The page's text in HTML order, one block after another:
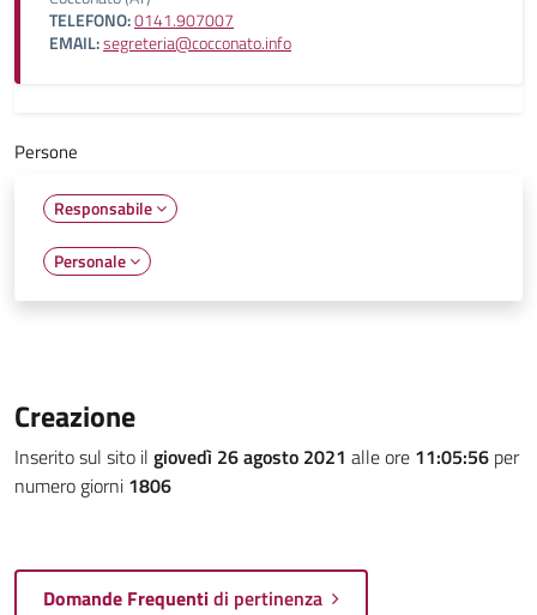
TELEFONO:0141.907007
EMAIL:segreteria@cocconato.info
Persone
Responsabile
Personale
Creazione
Inserito sul sito il giovedì 26 agosto 2021 alle ore 11:05:56 per
numero giorni 1806
Domande Frequentidi pertinenza